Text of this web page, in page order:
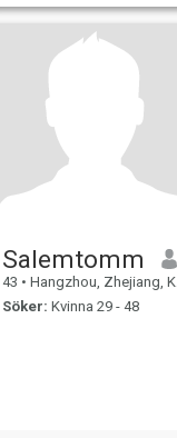
谱（虽然有时会翻车）。
Salemtomm
43 • Hangzhou, Zhejiang, Kina
Söker: Kvinna 29 - 48